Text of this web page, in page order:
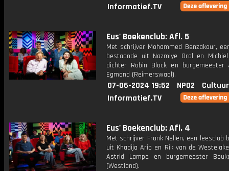
Informatief.TV
Eus' Boekenclub: Afl. 5
Met schrijver Mohammed Benzakour,
bestaande uit Nazmiye Oral en
dichter Robin Block en burgemeester
Egmond (Reimerswaal).
07-06-2024 19:52 NPO2
Informatief.TV
Eus' Boekenclub: Afl. 4
Met schrijver Frank Nellen, een leesclub
uit Khadija Arib en Rik van de
Astrid Lampe en burgemeester
(Westland).